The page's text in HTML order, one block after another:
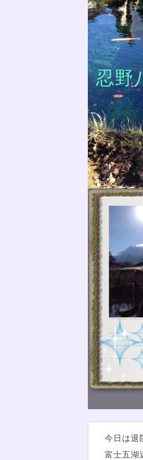
忍野
今日は退
富士五湖